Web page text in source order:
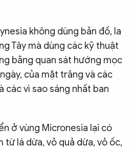
không dùng bản đồ, la
Tây mà dùng các kỹ thuật
bằng quan sát hướng mọc
của mặt trăng và các
các vì sao sáng nhất ban
ở vùng Micronesia lại có
từ lá dừa, vỏ quả dừa, vỏ ốc,